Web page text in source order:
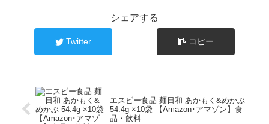
シェアする
Twitter コピー
エスビー食品 麺日和 あかもく&めかぶ
54.4g ×10袋 【Amazon･アマゾン】食
品・飲料